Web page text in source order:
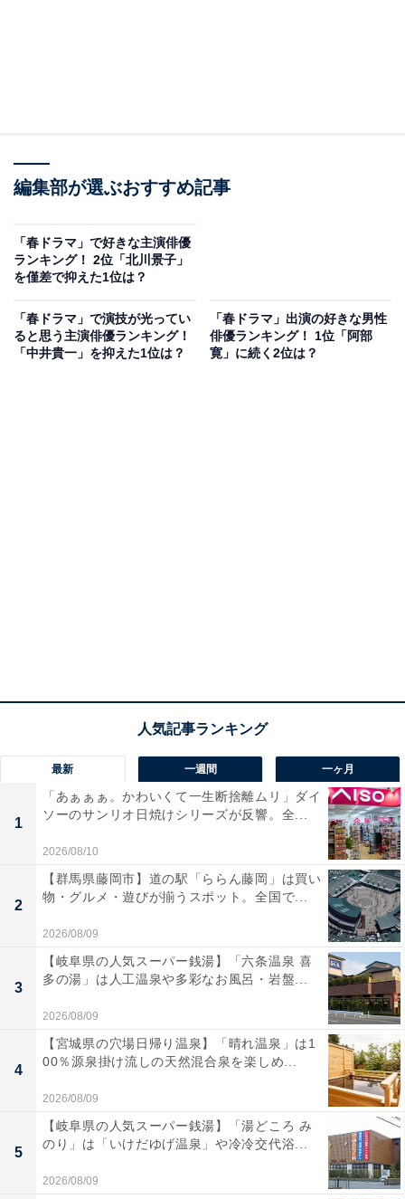
編集部が選ぶおすすめ記事
「春ドラマ」で好きな主演俳優
ランキング！ 2位「北川景子」
を僅差で抑えた1位は？
「春ドラマ」で演技が光ってい
ると思う主演俳優ランキング！
「中井貴一」を抑えた1位は？
「春ドラマ」出演の好きな男性
俳優ランキング！ 1位「阿部
寛」に続く2位は？
最新 一週間 一ヶ月
1
「あぁぁぁ。かわいくて一生断捨離ムリ」ダイ
ソーのサンリオ日焼けシリーズが反響。全...
2026/08/10
2
【群馬県藤岡市】道の駅「ららん藤岡」は買い
物・グルメ・遊びが揃うスポット。全国で...
2026/08/09
3
【岐阜県の人気スーパー銭湯】「六条温泉 喜
多の湯」は人工温泉や多彩なお風呂・岩盤...
2026/08/09
4
【宮城県の穴場日帰り温泉】「晴れ温泉」は1
00％源泉掛け流しの天然混合泉を楽しめ...
2026/08/09
5
【岐阜県の人気スーパー銭湯】「湯どころ み
のり」は「いけだゆげ温泉」や冷冷交代浴...
2026/08/09